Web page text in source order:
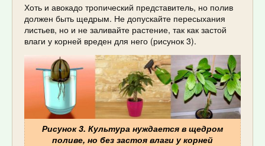
Хоть и авокадо тропический представитель, но полив
должен быть щедрым. Не допускайте пересыхания
листьев, но и не заливайте растение, так как застой
влаги у корней вреден для него (рисунок 3).
Рисунок 3. Культура нуждается в щедром
поливе, но без застоя влаги у корней